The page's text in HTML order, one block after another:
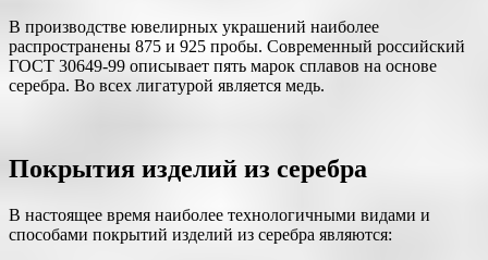
В производстве ювелирных украшений наиболее
распространены 875 и 925 пробы. Современный российский
ГОСТ 30649-99 описывает пять марок сплавов на основе
серебра. Во всех лигатурой является медь.
Покрытия изделий из серебра
В настоящее время наиболее технологичными видами и
способами покрытий изделий из серебра являются: